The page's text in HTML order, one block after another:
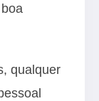
qualquer